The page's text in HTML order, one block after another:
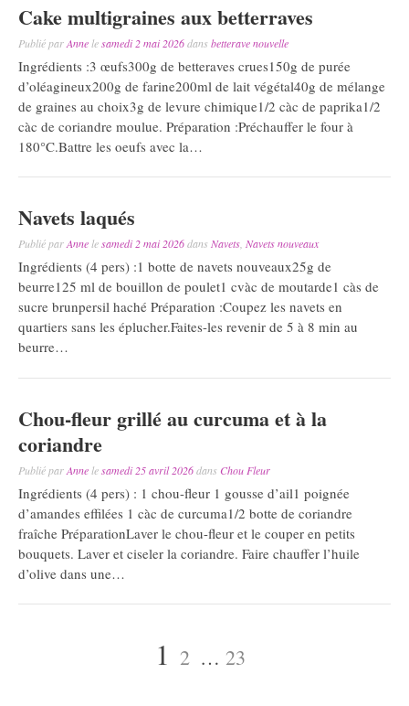
Cake multigraines aux betterraves
Publié parAnnelesamedi 2 mai 2026dans betterave nouvelle
Ingrédients :3 œufs300g de betteraves crues150g de purée
d’oléagineux200g de farine200ml de lait végétal40g de mélange
de graines au choix3g de levure chimique1/2 càc de paprika1/2
càc de coriandre moulue. Préparation :Préchauffer le four à
180°C.Battre les oeufs avec la…
Navets laqués
Publié parAnnelesamedi 2 mai 2026dans Navets Navets nouveaux
Ingrédients (4 pers) :1 botte de navets nouveaux25g de
beurre125 ml de bouillon de poulet1 cvàc de moutarde1 càs de
sucre brunpersil haché Préparation :Coupez les navets en
quartiers sans les éplucher.Faites-les revenir de 5 à 8 min au
beurre…
Chou-fleur grillé au curcuma et à la
coriandre
Publié parAnnelesamedi 25 avril 2026dans Chou Fleur
Ingrédients (4 pers) : 1 chou-fleur 1 gousse d’ail1 poignée
d’amandes effilées 1 càc de curcuma1/2 botte de coriandre
fraîche PréparationLaver le chou-fleur et le couper en petits
bouquets. Laver et ciseler la coriandre. Faire chauffer l’huile
d’olive dans une…
Pagination
Page
1 Page
2 … Page
23